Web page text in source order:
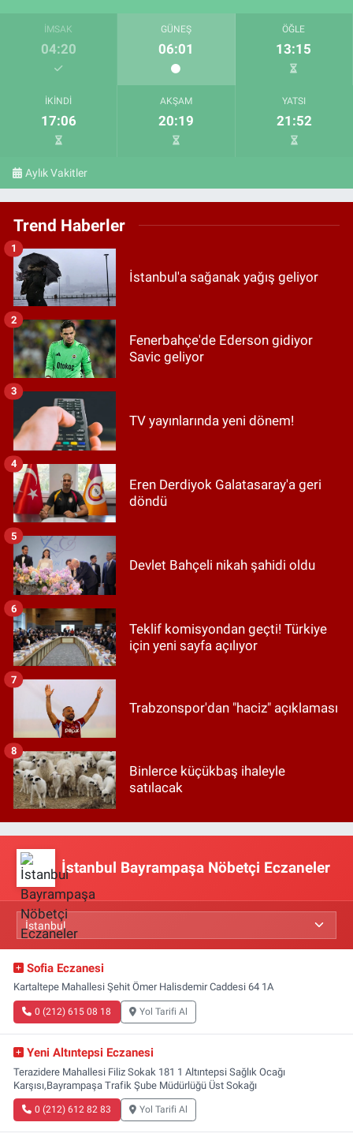
İMSAK
04:20
GÜNEŞ
06:01
ÖĞLE
13:15
İKINDI
17:06
AKŞAM
20:19
YATSI
21:52
Aylık Vakitler
Trend Haberler
İstanbul'a sağanak yağış geliyor
1
Fenerbahçe'de Ederson gidiyor
Savic geliyor
2
TV yayınlarında yeni dönem!
3
Eren Derdiyok Galatasaray'a geri
döndü
4
Devlet Bahçeli nikah şahidi oldu
5
Teklif komisyondan geçti! Türkiye
için yeni sayfa açılıyor
6
Trabzonspor'dan "haciz" açıklaması
7
Binlerce küçükbaş ihaleyle
satılacak
8
İstanbul Bayrampaşa Nöbetçi Eczaneler
Sofia Eczanesi
Kartaltepe Mahallesi Şehit Ömer Halisdemir Caddesi 64 1A
0 (212) 615 08 18 Yol Tarifi Al
Yeni Altıntepsi Eczanesi
Terazidere Mahallesi Filiz Sokak 181 1 Altıntepsi Sağlık Ocağı
Karşısı,Bayrampaşa Trafik Şube Müdürlüğü Üst Sokağı
0 (212) 612 82 83 Yol Tarifi Al